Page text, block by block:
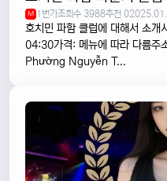
M 1번가조회수 3988추천 0
호치민 파함 클럽에 대해서 소
04:30가격: 메뉴에 따라 다름
Phường Nguyễn T...